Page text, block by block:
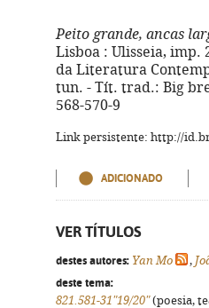
Peito grande, ancas
Lisboa : Ulisseia, imp.
da Literatura
tun. - Tít. trad.: Big
568-570-9
Link persistente: http://
ADICIONADO
VER TÍTULOS
destes autores: Yan Mo ,
deste tema:
821.581-31"19/20"(poesia,